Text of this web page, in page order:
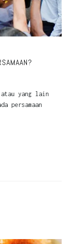
atau yang lain
persamaan